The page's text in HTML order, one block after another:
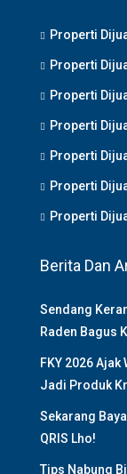
Properti
Properti
Properti
Properti
Properti
Properti
Properti
Berita Dan
Sendang
Raden Bagus
FKY 2026
Jadi Produk
Sekarang
QRIS Lho!
Tips Nabung